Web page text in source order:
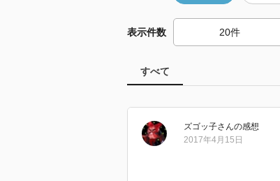
表示件数
すべて
ズゴッ子さんの感想
2017年4月15日